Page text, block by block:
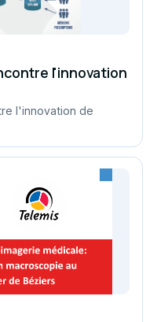
l'innovation
l'innovation de